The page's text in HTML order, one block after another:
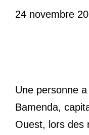
24 novembre
Une personne
Bamenda,
Ouest, lors des